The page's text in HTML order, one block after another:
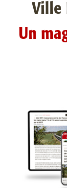
Ville
Un